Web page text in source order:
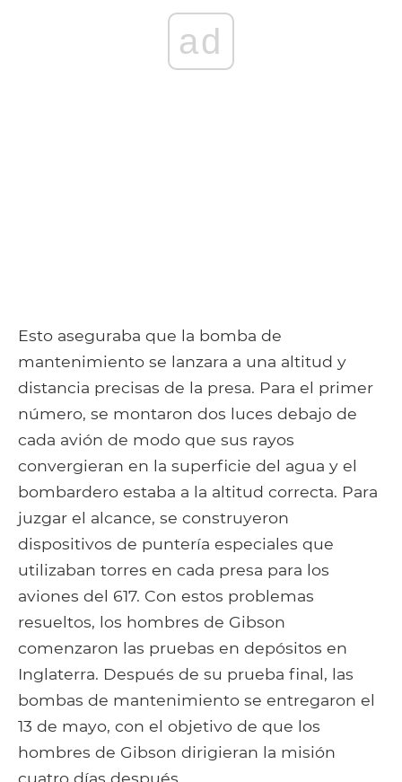
ad
Esto aseguraba que la bomba de
mantenimiento se lanzara a una altitud y
distancia precisas de la presa. Para el primer
número, se montaron dos luces debajo de
cada avión de modo que sus rayos
convergieran en la superficie del agua y el
bombardero estaba a la altitud correcta. Para
juzgar el alcance, se construyeron
dispositivos de puntería especiales que
utilizaban torres en cada presa para los
aviones del 617. Con estos problemas
resueltos, los hombres de Gibson
comenzaron las pruebas en depósitos en
Inglaterra. Después de su prueba final, las
bombas de mantenimiento se entregaron el
13 de mayo, con el objetivo de que los
hombres de Gibson dirigieran la misión
cuatro días después..